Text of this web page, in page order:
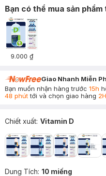
Bạn có thể mua sản
9.000 ₫
Giao Nhanh Miễn
Bạn muốn nhận hàng trước 15h
48 phúttới và chọn giao hàng 2H
Chiết xuất: Vitamin D
Dung Tích: 10 miếng